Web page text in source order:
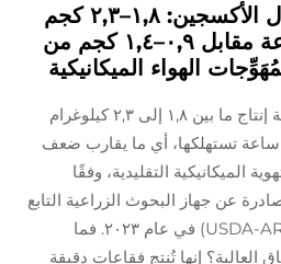
كفاءة أعلى في انتقال الأكسجين: ١,٨–٢,٣ كجم
من O₂/كيلوواط·ساعة مقابل ٠,٩–١,٤ كجم من
يمكن لأطباق التهوية الخزفية إنتاج ما بين ١,٨ إلى ٢,٣ كيلوغرام
تستهلكها، أي ما يقارب ضعف
الميكانيكية التقليدية، وفقًا
عن جهاز البحوث الزراعية التابع
لوزارة الزراعة الأمريكية (USDA-ARS) في عام ٢٠٢٣. فما
إنها تُنتج فقاعات دقيقة